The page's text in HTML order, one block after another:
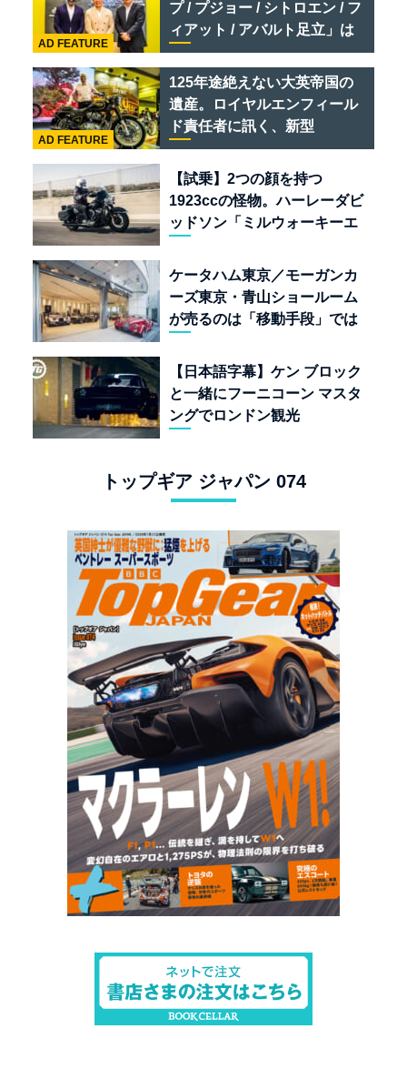
プ / プジョー / シトロエン / フ
ィアット / アバルト足立」は
クルマのセレクトショップで
ある
AD FEATURE
125年途絶えない大英帝国の
遺産。ロイヤルエンフィール
ド責任者に訊く、新型
「BULLET 650」と“時間の
質”を愛する理由
AD FEATURE
【試乗】2つの顔を持つ
1923ccの怪物。ハーレーダビ
ッドソン「ミルウォーキーエ
ケータハム東京／モーガンカ
ーズ東京・青山ショールーム
が売るのは「移動手段」では
【日本語字幕】ケン ブロック
と一緒にフーニコーン マスタ
ングでロンドン観光
トップギア ジャパン 074